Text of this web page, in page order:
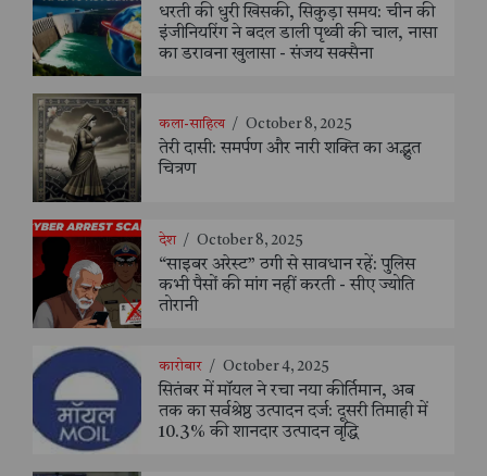
धरती की धुरी खिसकी, सिकुड़ा समय: चीन की
इंजीनियरिंग ने बदल डाली पृथ्वी की चाल, नासा
का डरावना खुलासा - संजय सक्सैना
कला-साहित्य / October 8, 2025
तेरी दासी: समर्पण और नारी शक्ति का अद्भुत
चित्रण
देश / October 8, 2025
“साइबर अरेस्ट” ठगी से सावधान रहें: पुलिस
कभी पैसों की मांग नहीं करती - सीए ज्योति
तोरानी
कारोबार / October 4, 2025
सितंबर में मॉयल ने रचा नया कीर्तिमान, अब
तक का सर्वश्रेष्ठ उत्पादन दर्ज: दूसरी तिमाही में
10.3% की शानदार उत्पादन वृद्धि